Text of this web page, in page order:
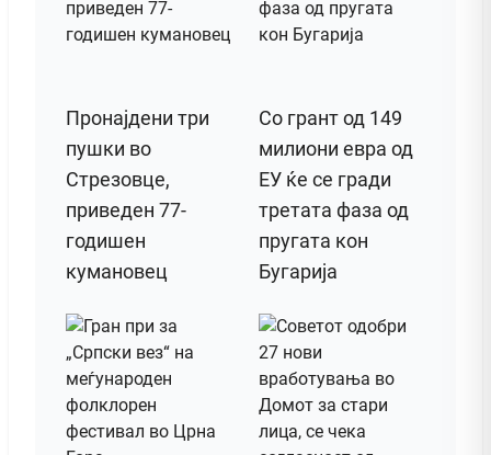
Пронајдени три
пушки во
Стрезовце,
приведен 77-
годишен
кумановец
Со грант од 149
милиони евра од
ЕУ ќе се гради
третата фаза од
пругата кон
Бугарија